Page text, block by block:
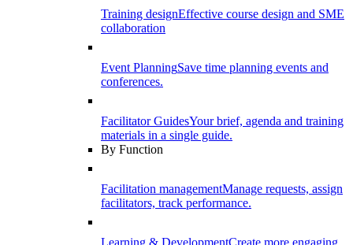
Training designEffective course design and SME
collaboration
Event PlanningSave time planning events and
conferences.
Facilitator GuidesYour brief, agenda and training
materials in a single guide.
By Function
Facilitation managementManage requests, assign
facilitators, track performance.
Learning & DevelopmentCreate more engaging